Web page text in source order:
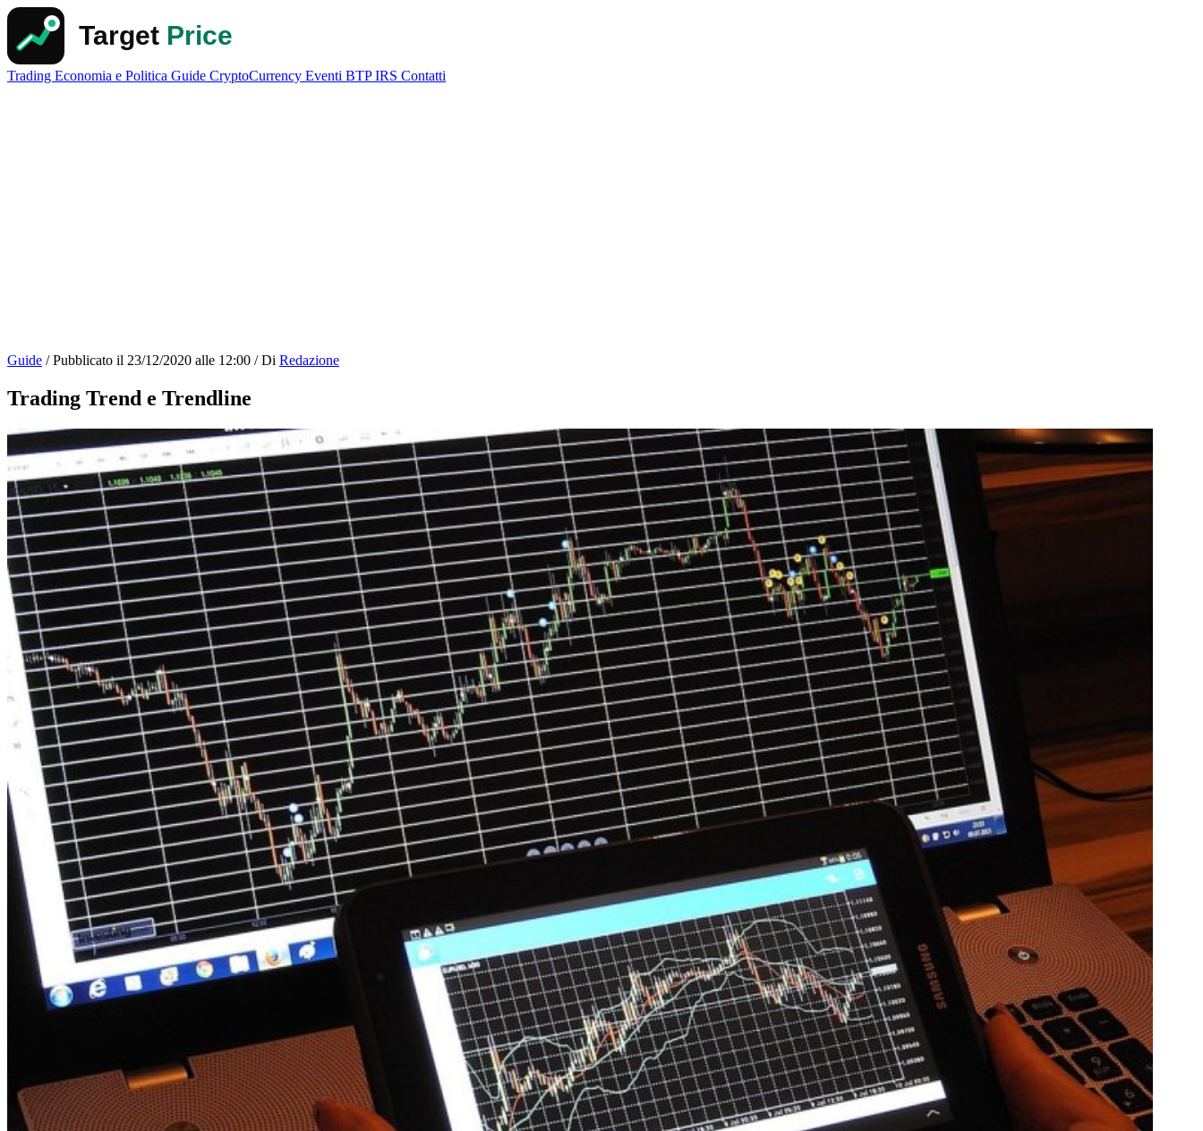
Trading Economia e Politica Guide CryptoCurrency Eventi BTPIRS Contatti
Guide / Pubblicato il 23/12/2020 alle 12:00 / Di Redazione
Trading Trend e Trendline